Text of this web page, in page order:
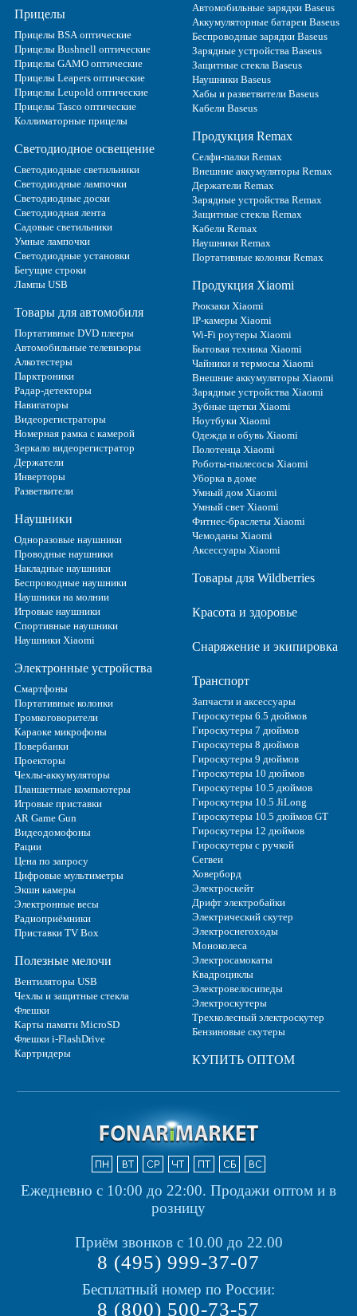
Прицелы
Прицелы BSA оптические
Прицелы Bushnell оптические
Прицелы GAMO оптические
Прицелы Leapers оптические
Прицелы Leupold оптические
Прицелы Tasco оптические
Коллиматорные прицелы
Светодиодное освещение
Светодиодные светильники
Светодиодные лампочки
Светодиодные доски
Светодиодная лента
Садовые светильники
Умные лампочки
Светодиодные установки
Бегущие строки
Лампы USB
Товары для автомобиля
Портативные DVD плееры
Автомобильные телевизоры
Алкотестеры
Парктроники
Радар-детекторы
Навигаторы
Видеорегистраторы
Номерная рамка с камерой
Зеркало видеорегистратор
Держатели
Инверторы
Разветвители
Наушники
Одноразовые наушники
Проводные наушники
Накладные наушники
Беспроводные наушники
Наушники на молнии
Игровые наушники
Спортивные наушники
Наушники Xiaomi
Электронные устройства
Смартфоны
Портативные колонки
Громкоговорители
Караоке микрофоны
Повербанки
Проекторы
Чехлы-аккумуляторы
Планшетные компьютеры
Игровые приставки
AR Game Gun
Видеодомофоны
Рации
Цена по запросу
Цифровые мультиметры
Экшн камеры
Электронные весы
Радиоприёмники
Приставки TV Box
Полезные мелочи
Вентиляторы USB
Чехлы и защитные стекла
Флешки
Карты памяти MicroSD
Флешки i-FlashDrive
Картридеры
Автомобильные зарядки Baseus
Аккумуляторные батареи Baseus
Беспроводные зарядки Baseus
Зарядные устройства Baseus
Защитные стекла Baseus
Наушники Baseus
Хабы и разветвители Baseus
Кабели Baseus
Продукция Remax
Селфи-палки Remax
Внешние аккумуляторы Remax
Держатели Remax
Зарядные устройства Remax
Защитные стекла Remax
Кабели Remax
Наушники Remax
Портативные колонки Remax
Продукция Xiaomi
Рюкзаки Xiaomi
IP-камеры Xiaomi
Wi-Fi роутеры Xiaomi
Бытовая техника Xiaomi
Чайники и термосы Xiaomi
Внешние аккумуляторы Xiaomi
Зарядные устройства Xiaomi
Зубные щетки Xiaomi
Ноутбуки Xiaomi
Одежда и обувь Xiaomi
Полотенца Xiaomi
Роботы-пылесосы Xiaomi
Уборка в доме
Умный дом Xiaomi
Умный свет Xiaomi
Фитнес-браслеты Xiaomi
Чемоданы Xiaomi
Аксессуары Xiaomi
Товары для Wildberries
Красота и здоровье
Снаряжение и экипировка
Транспорт
Запчасти и аксессуары
Гироскутеры 6.5 дюймов
Гироскутеры 7 дюймов
Гироскутеры 8 дюймов
Гироскутеры 9 дюймов
Гироскутеры 10 дюймов
Гироскутеры 10.5 дюймов
Гироскутеры 10.5 JiLong
Гироскутеры 10.5 дюймов GT
Гироскутеры 12 дюймов
Гироскутеры с ручкой
Сегвеи
Ховерборд
Электроскейт
Дрифт электробайки
Электрический скутер
Электроснегоходы
Моноколеса
Электросамокаты
Квадроциклы
Электровелосипеды
Электроскутеры
Трехколесный электроскутер
Бензиновые скутеры
КУПИТЬ ОПТОМ
Ежедневно с 10:00 до 22:00. Продажи оптом и в
розницу
Приём звонков с 10.00 до 22.00
8 (495) 999-37-07
Бесплатный номер по России:
8 (800) 500-73-57